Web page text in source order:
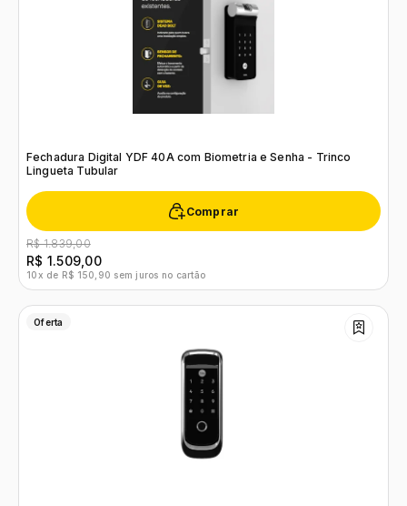
Fechadura Digital YDF 40A com Biometria e Senha - Trinco
Lingueta Tubular
Comprar
R$ 1.839,00
R$ 1.509,00
10x de R$ 150,90 sem juros no cartão
Oferta